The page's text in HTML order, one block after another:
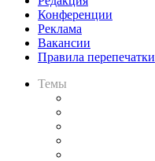
Конференции
Реклама
Вакансии
Правила перепечатки
Темы